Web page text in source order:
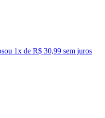
ou 1x de R$ 30,99 sem juros